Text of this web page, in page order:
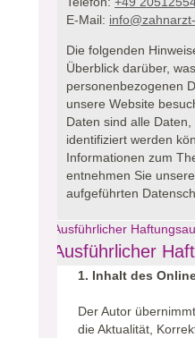
E-Mail:
Die folgenden
Überblick darüber,
personenbezogenen
unsere Website
Daten sind alle
identifiziert werden
Informationen zum
entnehmen Sie
aufgeführten
Ausführlicher
Ausführlicher
1. Inhalt des
Der Autor
die Aktualität,